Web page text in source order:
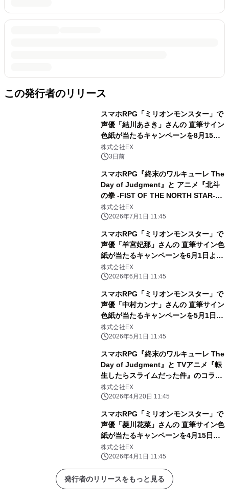
この発行者のリリース
スマホRPG「ミリオンモンスター」で
声優「結川あさき」さんの 直筆サイン
色紙が当たるキャンペーンを8月15日
まで開催！
株式会社EX
3日前
スマホRPG『終末のワルキューレ The
Day of Judgment』と アニメ『北斗
の拳 -FIST OF THE NORTH STAR-』
のコラボ開催！
株式会社EX
2026年7月1日 11:45
スマホRPG「ミリオンモンスター」で
声優「羊宮妃那」さんの 直筆サイン色
紙が当たるキャンペーンを6月1日より
開催！
株式会社EX
2026年6月1日 11:45
スマホRPG「ミリオンモンスター」で
声優「中村カンナ」さんの 直筆サイン
色紙が当たるキャンペーンを5月1日よ
り開催！
株式会社EX
2026年5月1日 11:45
スマホRPG『終末のワルキューレ The
Day of Judgment』と TVアニメ『転
生したらスライムだった件』のコラボ
開催！
株式会社EX
2026年4月20日 11:45
スマホRPG「ミリオンモンスター」で
声優「菱川花菜」さんの 直筆サイン色
紙が当たるキャンペーンを4月15日ま
で開催！
株式会社EX
2026年4月1日 11:45
発行者のリリースをもっと見る